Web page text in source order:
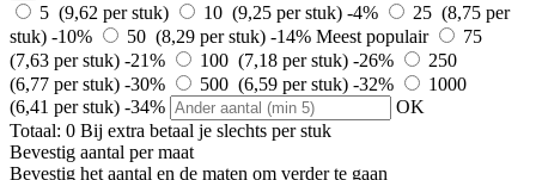
5 (9,62 per stuk) 10 (9,25 per stuk) -4%
25 (8,75 per
stuk) -10% 50 (8,29 per stuk) -14% Meest populair
75
(7,63 per stuk) -21% 100 (7,18 per stuk) -26%
250
(6,77 per stuk) -30% 500 (6,59 per stuk) -32%
1000
(6,41 per stuk) -34%
OK
Totaal: 0 Bij extra betaal je slechts per stuk
Bevestig aantal per maat
Bevestig het aantal en de maten om verder te gaan